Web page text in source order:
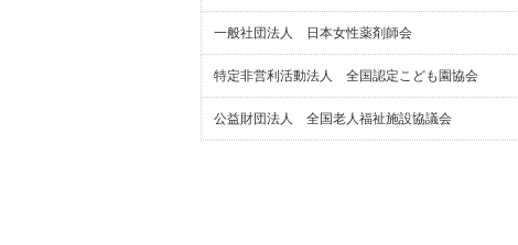
一般社団法人 日本女性薬剤師会
特定非営利活動法人 全国認定こども園協会
公益財団法人 全国老人福祉施設協議会